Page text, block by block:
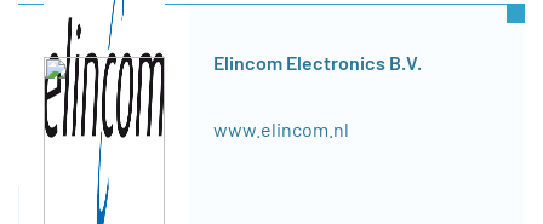
Elincom Electronics B.V.
www.elincom.nl